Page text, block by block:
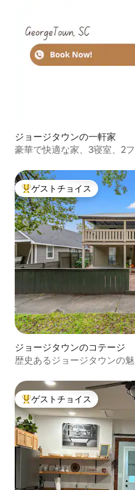
ジョージタウンの一軒家
豪華で快適な家、3寝室、2
大好評のゲストチョイスです
ゲストチョイス
ジョージタウンのコテージ
歴史あるジョージタウンの
大好評のゲストチョイスで
ゲストチョイス